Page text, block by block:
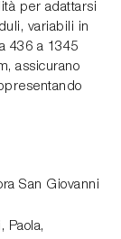
per adattarsi
variabili in
436 a 1345
assicurano
San Giovanni
Paola,